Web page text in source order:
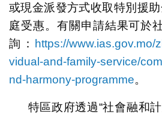
或現金派發方式收取特別援
庭受惠。有關申請結果可於
詢： https://www.ias.gov.mo/
vidual-and-family-service/
nd-harmony-programme。
特區政府透過“社會融和